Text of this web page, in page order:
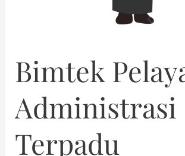
Bimtek
Administrasi
Terpadu